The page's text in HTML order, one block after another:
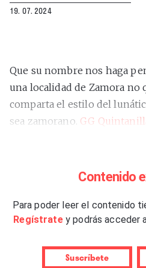
19. 07. 2024
Que su nombre nos haga
una localidad de Zamora no
comparta el estilo del
sea zamorano. GG
razón en el registro civil
mismos motivos. Si el azar
tuviera esas coincidencias,
Contenido
Para poder leer el contenido
Regístrate y podrás acceder
Suscríbete